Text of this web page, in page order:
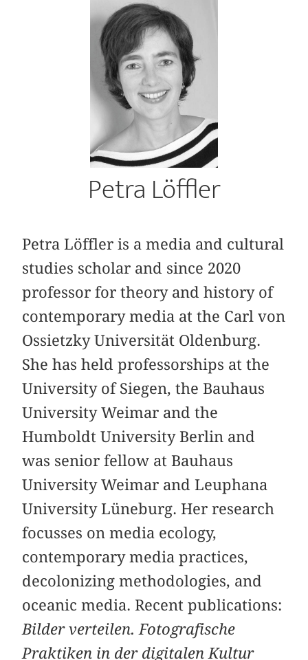
Petra Löffler
Petra Löffler is a media and cultural
studies scholar and since 2020
professor for theory and history of
contemporary media at the Carl von
Ossietzky Universität Oldenburg.
She has held professorships at the
University of Siegen, the Bauhaus
University Weimar and the
Humboldt University Berlin and
was senior fellow at Bauhaus
University Weimar and Leuphana
University Lüneburg. Her research
focusses on media ecology,
contemporary media practices,
decolonizing methodologies, and
oceanic media. Recent publications:
Bilder verteilen. Fotografische
Praktiken in der digitalen Kultur